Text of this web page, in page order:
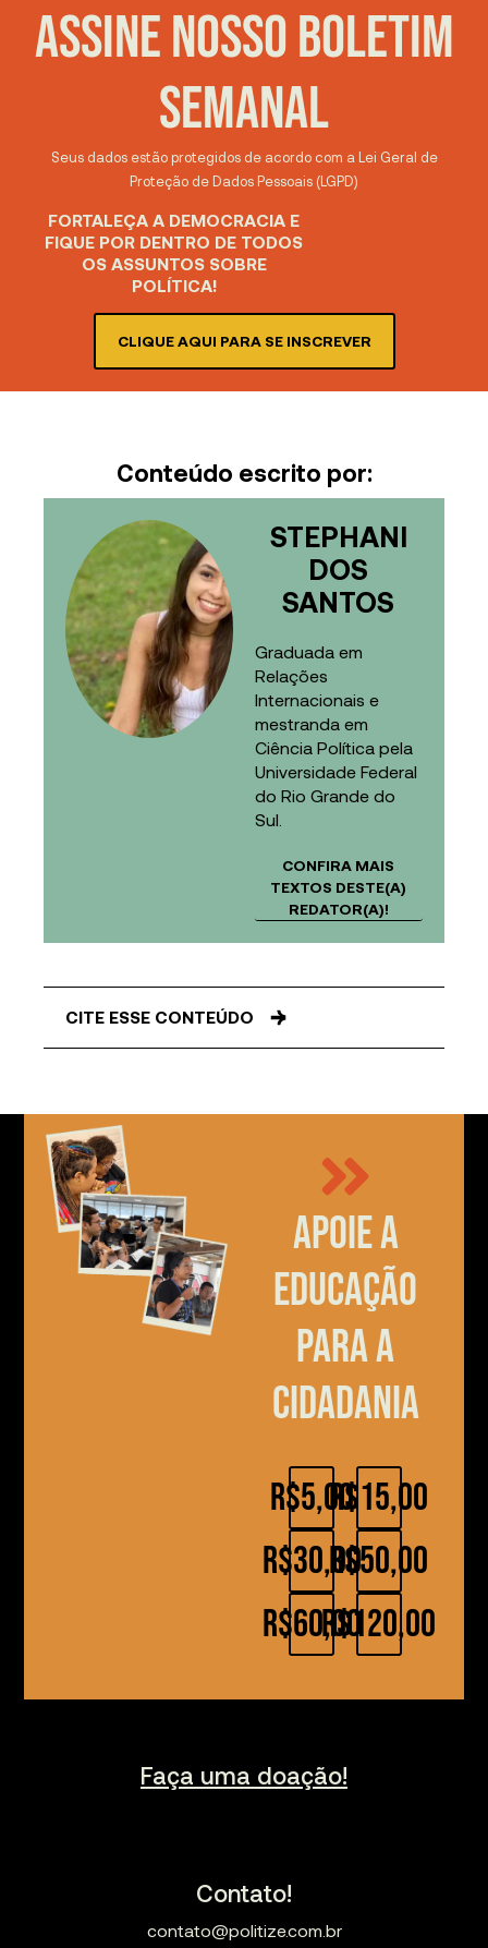
ASSINE NOSSO BOLETIM
SEMANAL
Seus dados estão protegidos de acordo com a Lei Geral de
Proteção de Dados Pessoais (LGPD)
FORTALEÇA A DEMOCRACIA E
FIQUE POR DENTRO DE TODOS
OS ASSUNTOS SOBRE
POLÍTICA!
CLIQUE AQUI PARA SE INSCREVER
Conteúdo escrito por:
STEPHANI
DOS
SANTOS
Graduada em
Relações
Internacionais e
mestranda em
Ciência Política pela
Universidade Federal
do Rio Grande do
Sul.
CONFIRA MAIS
TEXTOS DESTE(A)
REDATOR(A)!
CITE ESSE CONTEÚDO
Apoie a
educação
para a
cidadania
R$5,00
R$30,00
R$60,00
R$15,00
R$50,00
R$120,00
Faça uma doação!
Contato!
contato@politize.com.br